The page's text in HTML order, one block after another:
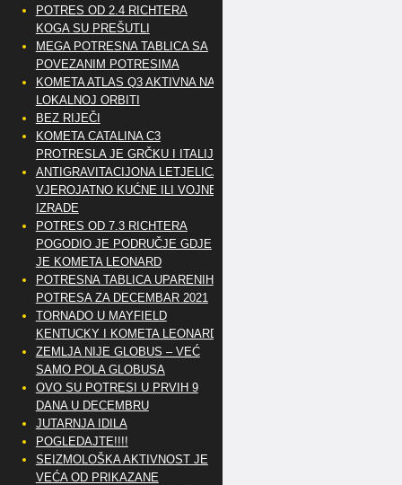
POTRES OD 2.4 RICHTERA
KOGA SU PREŠUTLI
MEGA POTRESNA TABLICA SA
POVEZANIM POTRESIMA
KOMETA ATLAS Q3 AKTIVNA NA
LOKALNOJ ORBITI
BEZ RIJEČI
KOMETA CATALINA C3
PROTRESLA JE GRČKU I ITALIJU
ANTIGRAVITACIJONA LETJELICA
VJEROJATNO KUĆNE ILI VOJNE
IZRADE
POTRES OD 7.3 RICHTERA
POGODIO JE PODRUČJE GDJE
JE KOMETA LEONARD
POTRESNA TABLICA UPARENIH
POTRESA ZA DECEMBAR 2021
TORNADO U MAYFIELD
KENTUCKY I KOMETA LEONARD
ZEMLJA NIJE GLOBUS – VEĆ
SAMO POLA GLOBUSA
OVO SU POTRESI U PRVIH 9
DANA U DECEMBRU
JUTARNJA IDILA
POGLEDAJTE!!!!
SEIZMOLOŠKA AKTIVNOST JE
VEĆA OD PRIKAZANE